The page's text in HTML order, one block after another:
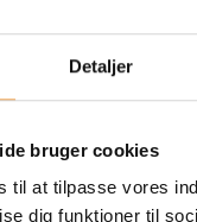
Detaljer
bruger cookies
til at tilpasse vores
dig funktioner til
1.0 har ingen
versionsnummer i
v2.
sig på at undgå
i stedet